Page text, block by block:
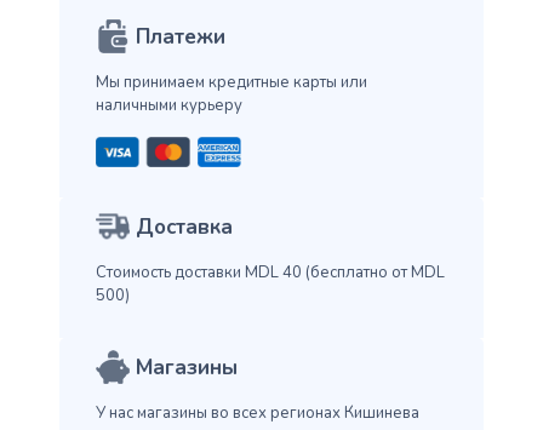
Платежи
Мы принимаем кредитные карты или
наличными курьеру
Доставка
Стоимость доставки MDL 40 (бесплатно от MDL
500)
Магазины
У нас магазины во всех регионах Кишинева